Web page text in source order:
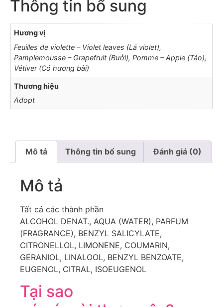
Thông tin bổ sung
Hương vị
Feuilles de violette – Violet leaves (Lá violet),
Pamplemousse – Grapefruit (Bưởi), Pomme – Apple (Táo),
Vétiver (Cỏ hương bài)
Thương hiệu
Adopt
Mô tả Thông tin bổ sung Đánh giá (0)
Mô tả
Tất cả các thành phần
ALCOHOL DENAT., AQUA (WATER), PARFUM
(FRAGRANCE), BENZYL SALICYLATE,
CITRONELLOL, LIMONENE, COUMARIN,
GERANIOL, LINALOOL, BENZYL BENZOATE,
EUGENOL, CITRAL, ISOEUGENOL
Tại sao